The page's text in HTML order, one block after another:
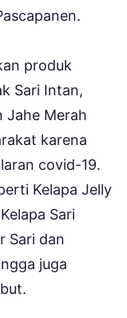
produk
Sari Intan,
Jahe Merah
karena
covid-19.
Kelapa Jelly
Sari
Sari dan
juga